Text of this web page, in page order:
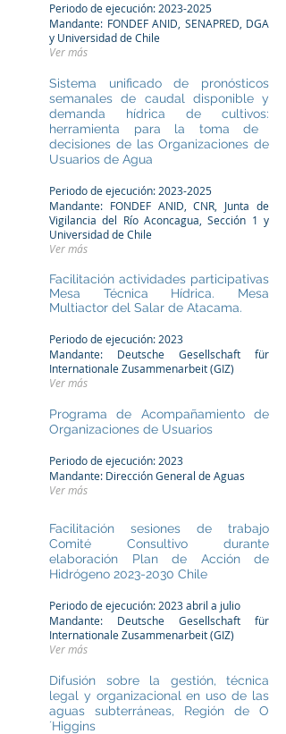
Periodo de ejecución: 2023-2025
Mandante: FONDEF ANID, SENAPRED, DGA
y Universidad de Chile
Ver más
Sistema unificado de pronósticos
semanales de caudal disponible y
demanda hídrica de cultivos:
herramienta para la toma de
decisiones delas Organizaciones de
Usuarios de Agua
Periodo de ejecución: 2023-2025
Mandante: FONDEF ANID, CNR, Junta de
Vigilancia del Río Aconcagua, Sección 1 y
Universidad de Chile
Ver más
Facilitación actividades participativas
Mesa Técnica Hídrica. Mesa
Multiactor del Salar de Atacama.
Periodo de ejecución: 2023
Mandante: Deutsche Gesellschaft für
Internationale Zusammenarbeit (GIZ)
Ver más
Programa de Acompañamiento de
Organizaciones de Usuarios
Periodo de ejecución: 2023
Mandante: Dirección General de Aguas
Ver más
Facilitación sesiones de trabajo
Comité Consultivo durante
elaboración Plan de Acción de
Hidrógeno 2023-2030 Chile
Periodo de ejecución: 2023abril a julio
Mandante: Deutsche Gesellschaft für
Internationale Zusammenarbeit (GIZ)
Ver más
Difusión sobre la gestión, técnica
legal y organizacional en uso de las
aguas subterráneas, Región de O
´Higgins